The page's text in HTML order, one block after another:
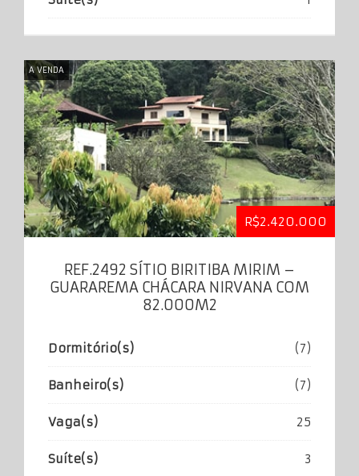
R$2.420.000
A VENDA
REF.2492 SÍTIO BIRITIBA MIRIM –
GUARAREMA CHÁCARA NIRVANA COM
82.000M2
Dormitório(s) (7)
Banheiro(s) (7)
Vaga(s) 25
Suíte(s) 3